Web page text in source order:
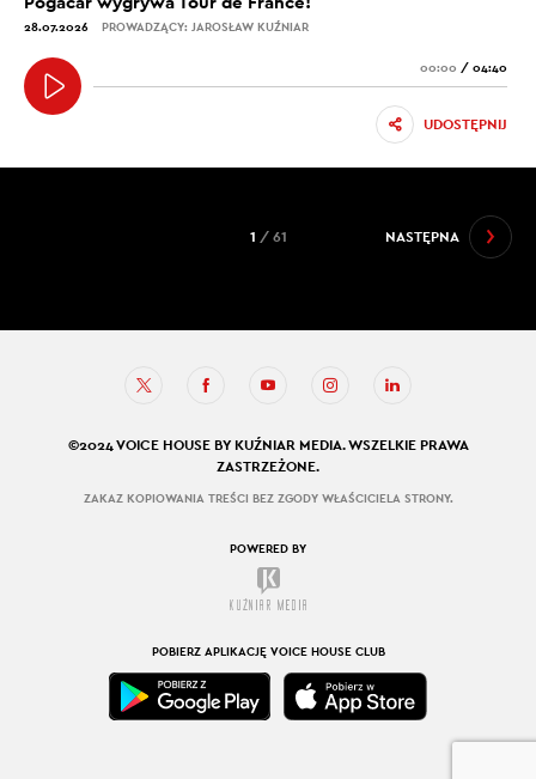
28.07.2026 PROWADZĄCY: JAROSŁAW KUŹNIAR
00:00 / 04:40
UDOSTĘPNIJ
NASTĘPNA
1 / 61
©2024 VOICE HOUSE BY KUŹNIAR MEDIA. WSZELKIE PRAWA
ZASTRZEŻONE.
ZAKAZ KOPIOWANIA TREŚCI BEZ ZGODY WŁAŚCICIELA STRONY.
POWERED BY
POBIERZ APLIKACJĘ VOICE HOUSE CLUB